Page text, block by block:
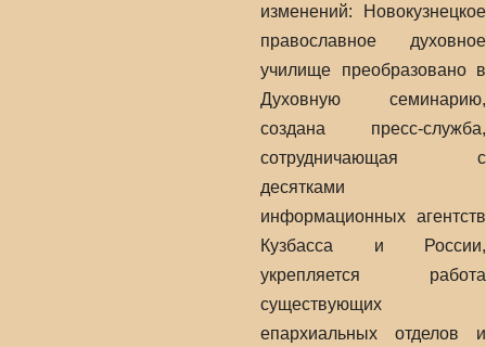
изменений: Новокузнецкое
православное духовное
училище преобразовано в
Духовную семинарию,
создана пресс-служба,
сотрудничающая с
десятками
информационных агентств
Кузбасса и России,
укрепляется работа
существующих
епархиальных отделов и